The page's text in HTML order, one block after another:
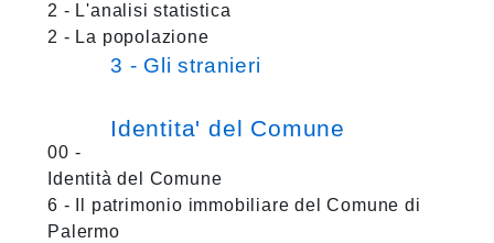
2 - L'analisi statistica
2 - La popolazione
3 - Gli stranieri
Identita' del Comune
00 -
Identità del Comune
6 - Il patrimonio immobiliare del Comune di
Palermo